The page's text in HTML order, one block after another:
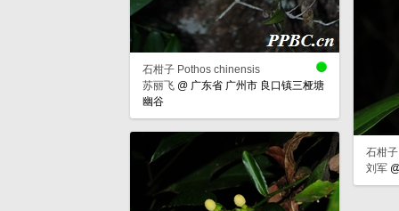
石柑子 Pothos chinensis
苏丽飞 @广东省 广州市 良口镇三桠塘
幽谷
石柑
刘军